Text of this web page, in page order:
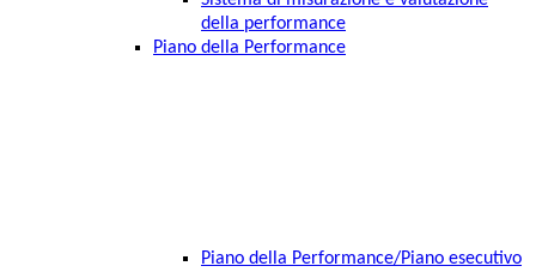
della performance
Piano della Performance
Piano della Performance/Piano esecutivo